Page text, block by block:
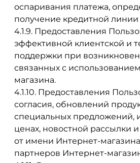
оспаривания платежа,
получение кредитной
4.1.9. Предоставления
эффективной клиентской и
поддержки при
связанных с
магазина.
4.1.10. Предоставления
согласия, обновлений
специальных предложений,
ценах, новостной рассылки
от имени Интернет-
партнеров Интернет-